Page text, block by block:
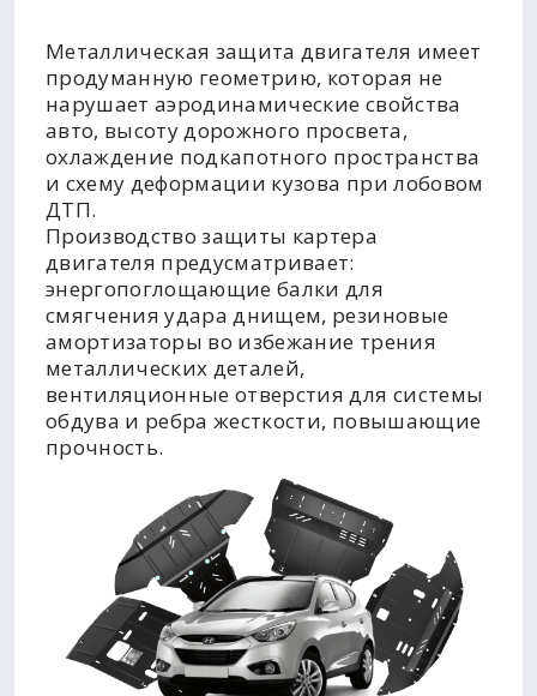
Металлическая защита двигателя имеет
продуманную геометрию, которая не
нарушает аэродинамические свойства
авто, высоту дорожного просвета,
охлаждение подкапотного пространства
и схему деформации кузова при лобовом
ДТП.
Производство защиты картера
двигателя предусматривает:
энергопоглощающие балки для
смягчения удара днищем, резиновые
амортизаторы во избежание трения
металлических деталей,
вентиляционные отверстия для системы
обдува и ребра жесткости, повышающие
прочность.